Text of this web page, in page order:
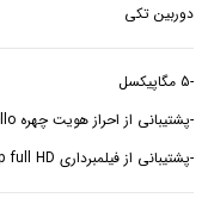
دوربین تکی
-پشتیبانی از فیلمبرداری 1080p full HD